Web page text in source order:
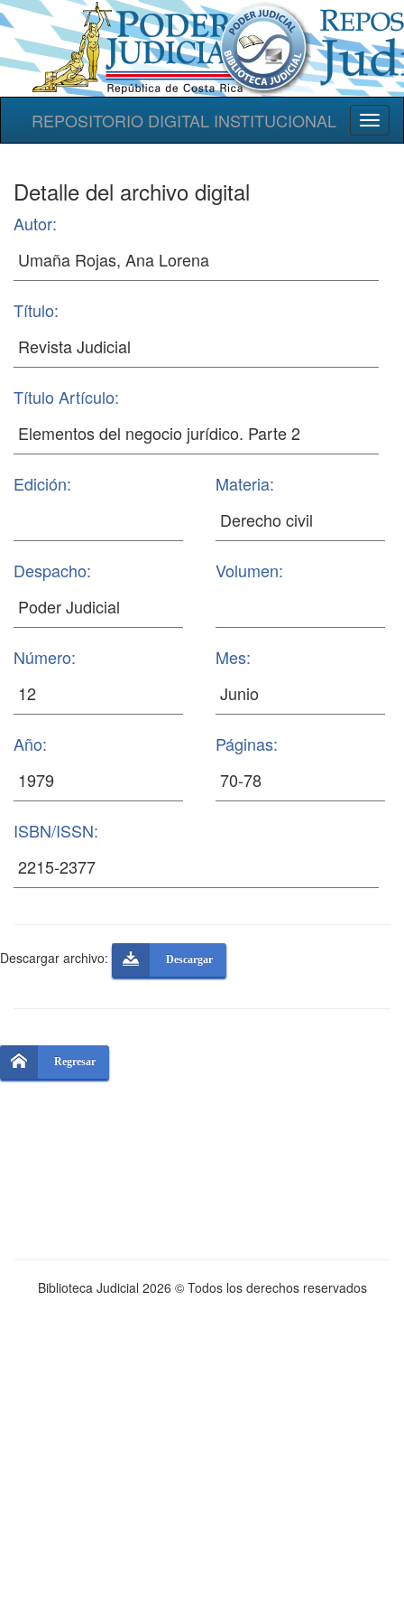
REPOSITORIO DIGITAL INSTITUCIONAL
Detalle del archivo digital
Autor:
Título:
Título Artículo:
Edición: Materia:
Despacho: Volumen:
Número: Mes:
Año: Páginas:
ISBN/ISSN:
Descargar archivo: Descargar
Regresar
Biblioteca Judicial 2026 © Todos los derechos reservados